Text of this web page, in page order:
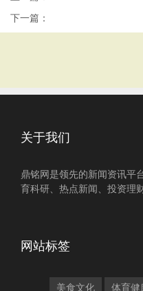
下一篇：
关于我们
鼎铭网是领先的新闻资讯平
育科研、热点新闻、投资理
网站标签
美食文化 体育健